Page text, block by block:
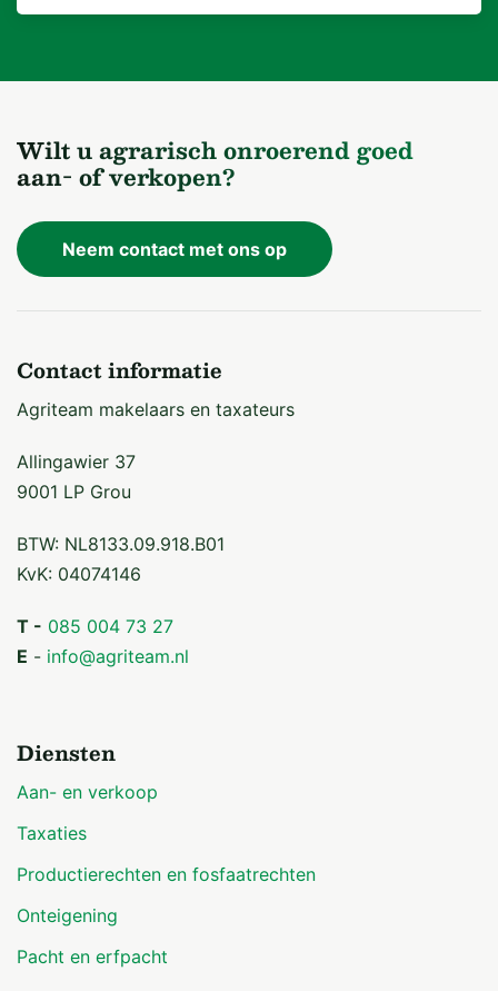
Wilt u agrarisch onroerend goed
aan- of verkopen?
Neem contact met ons op
Contact informatie
Agriteam makelaars en taxateurs
Allingawier 37
9001 LP Grou
BTW: NL8133.09.918.B01
KvK: 04074146
T - 085 004 73 27
E - info@agriteam.nl
Diensten
Aan- en verkoop
Taxaties
Productierechten en fosfaatrechten
Onteigening
Pacht en erfpacht